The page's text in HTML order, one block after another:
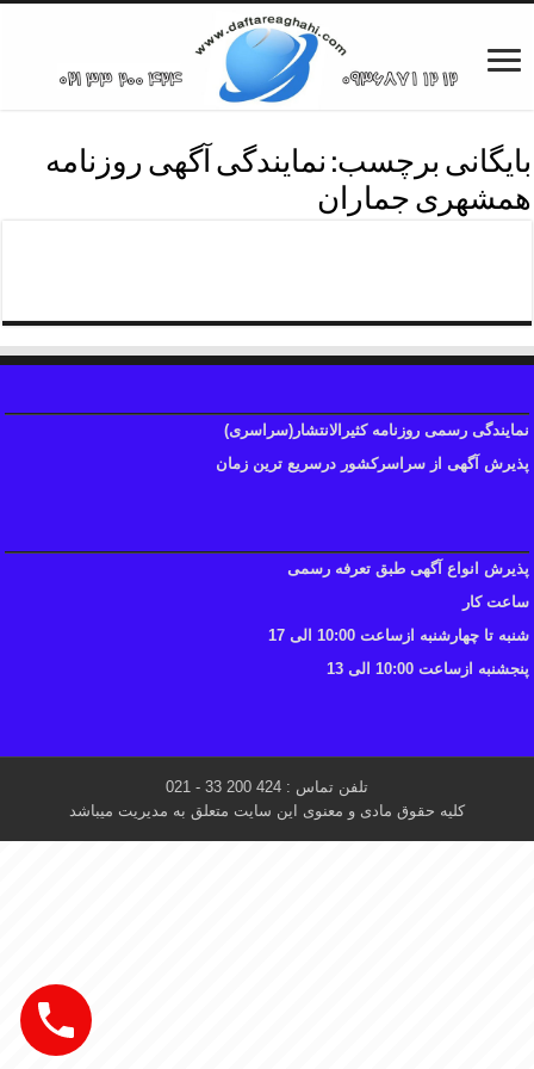
بایگانی برچسب: نمایندگی آگهی روزنامه
همشهری جماران
نمایندگی رسمی روزنامه کثیرالانتشار(سراسری)
پذیرش آگهی از سراسرکشور درسریع ترین زمان
پذیرش انواع آگهی طبق تعرفه رسمی
ساعت کار
شنبه تا چهارشنبه ازساعت 10:00 الی 17
پنجشنبه ازساعت 10:00 الی 13
تلفن تماس : 424 200 33 - 021
کلیه حقوق مادی و معنوی این سایت متعلق به مدیریت میباشد